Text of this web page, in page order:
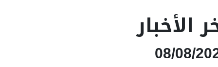
الأخبار
08/08/